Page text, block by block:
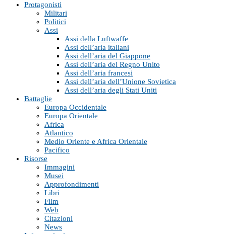
Protagonisti
Militari
Politici
Assi
Assi della Luftwaffe
Assi dell’aria italiani
Assi dell’aria del Giappone
Assi dell’aria del Regno Unito
Assi dell’aria francesi
Assi dell’aria dell’Unione Sovietica
Assi dell’aria degli Stati Uniti
Battaglie
Europa Occidentale
Europa Orientale
Africa
Atlantico
Medio Oriente e Africa Orientale
Pacifico
Risorse
Immagini
Musei
Approfondimenti
Libri
Film
Web
Citazioni
News